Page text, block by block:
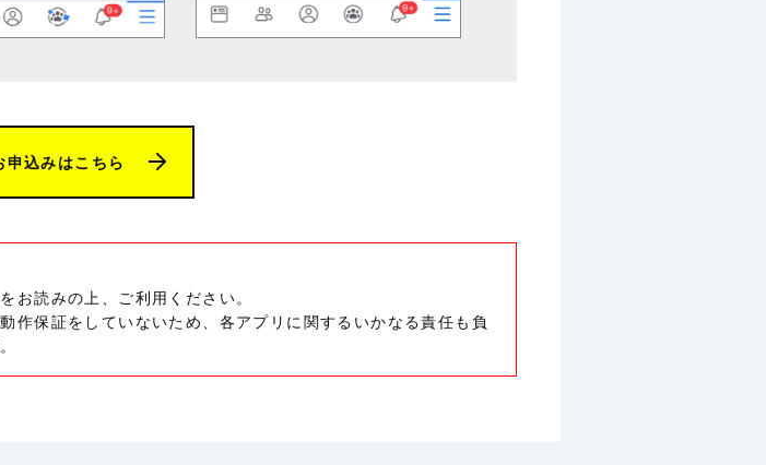
申込みはこちら
お読みの上、ご利用ください。
作保証をしていないため、各アプリに関するいかなる責任も負